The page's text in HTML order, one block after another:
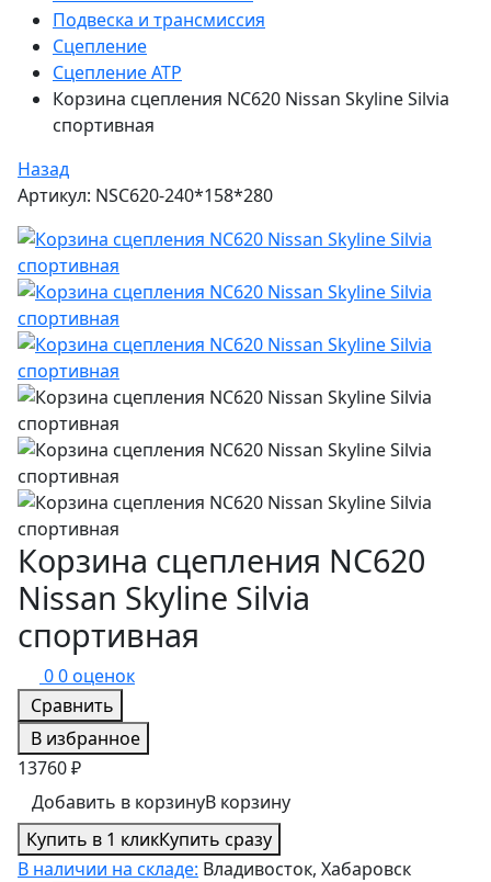
Подвеска и трансмиссия
Сцепление
Сцепление ATP
Корзина сцепления NC620 Nissan Skyline Silvia
спортивная
Назад
Артикул: NSC620-240*158*280
Корзина сцепления NC620
Nissan Skyline Silvia
спортивная
00 оценок
Сравнить
В избранное
13760 ₽
Добавить в корзинуВ корзину
Купить в 1 кликКупить сразу
В наличии на складе: Владивосток, Хабаровск